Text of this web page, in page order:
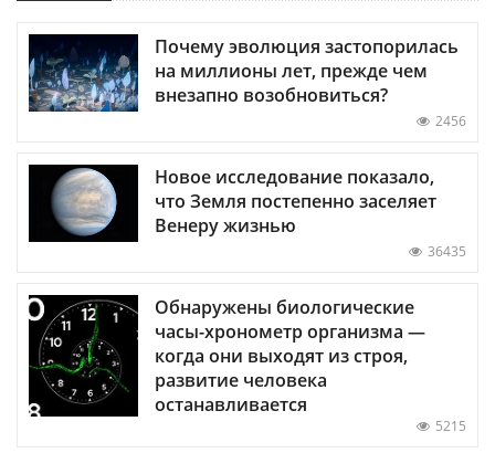
Почему эволюция застопорилась
на миллионы лет, прежде чем
внезапно возобновиться?
2456
Новое исследование показало,
что Земля постепенно заселяет
Венеру жизнью
36435
Обнаружены биологические
часы-хронометр организма —
когда они выходят из строя,
развитие человека
останавливается
5215